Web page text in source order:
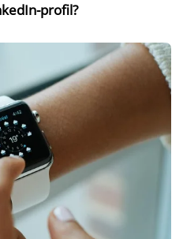
profil?